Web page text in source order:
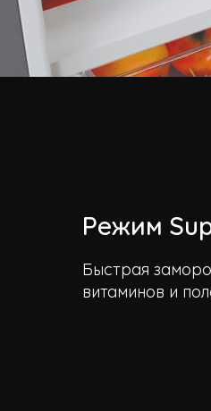
Режим
Быстрая
витаминов и